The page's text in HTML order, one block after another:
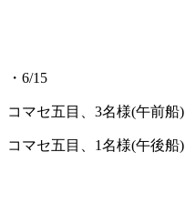
・6/15
コマセ五目、3名様(午前船)
コマセ五目、1名様(午後船)